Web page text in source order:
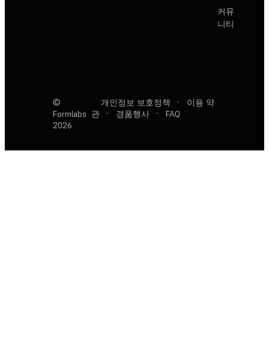
커뮤
니티
©
Formlabs
2026
개인정보 보호정책 ·
이용 약
관
· 경품행사 · FAQ